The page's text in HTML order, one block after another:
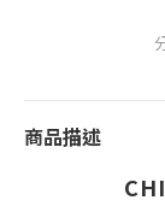
商品描述